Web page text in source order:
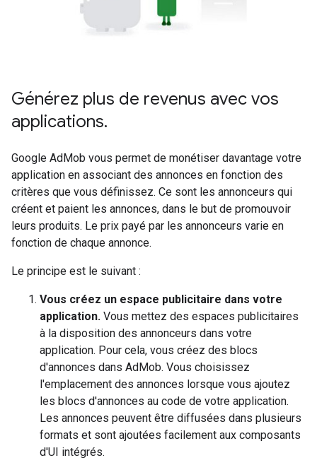
Générez plus de revenus avec vos
applications.
Google AdMob vous permet de monétiser davantage votre
application en associant des annonces en fonction des
critères que vous définissez. Ce sont les annonceurs qui
créent et paient les annonces, dans le but de promouvoir
leurs produits. Le prix payé par les annonceurs varie en
fonction de chaque annonce.
Le principe est le suivant :
Vous créez un espace publicitaire dans votre
application. Vous mettez des espaces publicitaires
à la disposition des annonceurs dans votre
application. Pour cela, vous créez des blocs
d'annonces dans AdMob. Vous choisissez
l'emplacement des annonces lorsque vous ajoutez
les blocs d'annonces au code de votre application.
Les annonces peuvent être diffusées dans plusieurs
formats et sont ajoutées facilement aux composants
d'UI intégrés.